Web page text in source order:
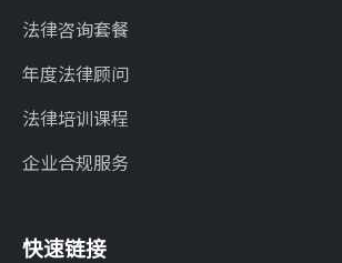
法律咨询套餐
年度法律顾问
法律培训课程
企业合规服务
快速链接